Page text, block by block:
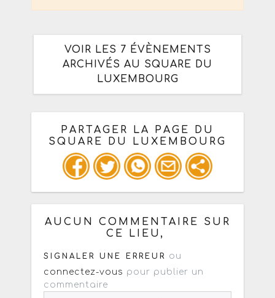
VOIR LES 7 ÉVÈNEMENTS
ARCHIVÉS AU SQUARE DU
LUXEMBOURG
PARTAGER LA PAGE DU
SQUARE DU LUXEMBOURG
Ou copiez les infos ci-dessous pour
un : mail / forum / réseau social
AUCUN COMMENTAIRE SUR
CE LIEU,
SIGNALER UNE ERREUR
ou
connectez-vous pour publier un
commentaire